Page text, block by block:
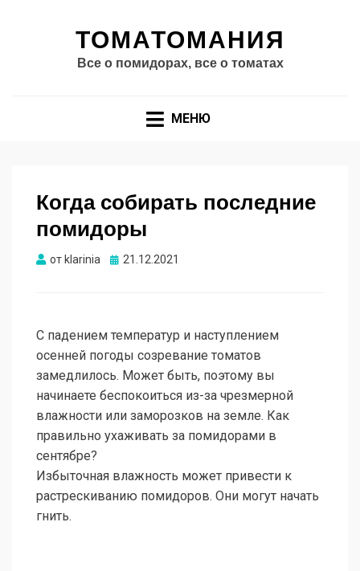
ТОМАТОМАНИЯ
Все о помидорах, все о томатах
МЕНЮ
Когда собирать последние
помидоры
от klarinia Опубликовано
21.12.2021
С падением температур и наступлением
осенней погоды созревание томатов
замедлилось. Может быть, поэтому вы
начинаете беспокоиться из-за чрезмерной
влажности или заморозков на земле. Как
правильно ухаживать за помидорами в
сентябре?
Избыточная влажность может привести к
растрескиванию помидоров. Они могут начать
гнить.